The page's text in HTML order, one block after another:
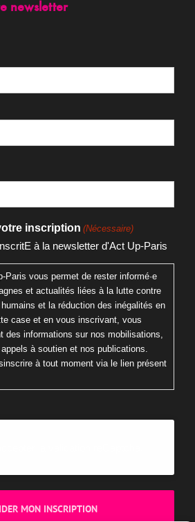
newsletter
inscription (Nécessaire)
à la newsletter d'Act Up-Paris
Paris vous permet de rester informé·e
et actualités liées à la lutte contre
et la réduction des inégalités en
case et en vous inscrivant, vous
des informations sur nos mobilisations,
à soutien et nos publications.
à tout moment via le lien présent
la validation reCaptcha.